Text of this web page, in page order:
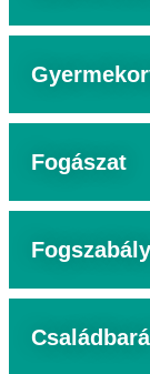
Fogászat